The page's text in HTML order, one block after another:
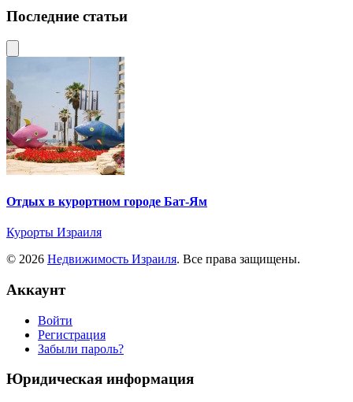
Последние статьи
Отдых в курортном городе Бат-Ям
Курорты Израиля
© 2026 Недвижимость Израиля. Все права защищены.
Аккаунт
Войти
Регистрация
Забыли пароль?
Юридическая информация